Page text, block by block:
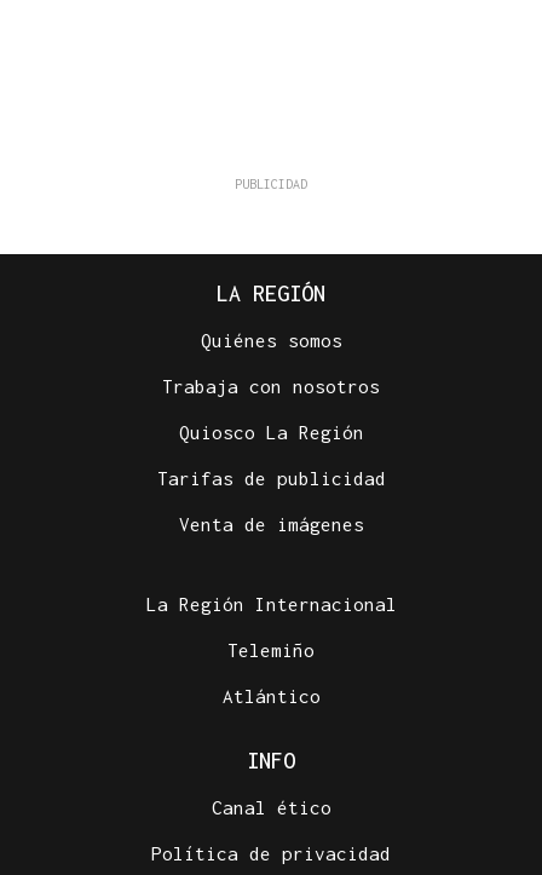
LA REGIÓN
Quiénes somos
Trabaja con nosotros
Quiosco La Región
Tarifas de publicidad
Venta de imágenes
La Región Internacional
Telemiño
Atlántico
INFO
Canal ético
Política de privacidad